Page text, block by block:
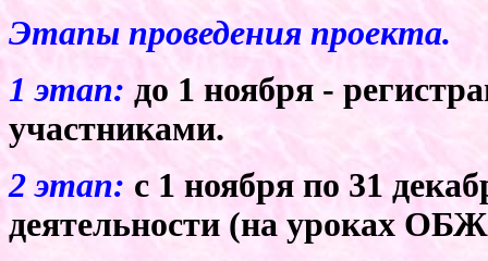
Этапы проведения проекта.
1 этап: до 1 ноября -
участниками.
2 этап: с 1 ноября по 31
деятельности (на уроках